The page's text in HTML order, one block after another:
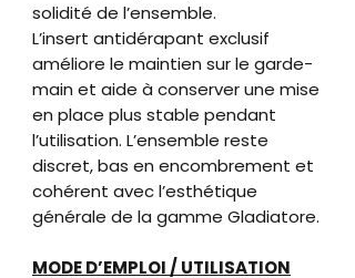
solidité de l’ensemble.
L’insert antidérapant exclusif
améliore le maintien sur le garde-
main et aide à conserver une mise
en place plus stable pendant
l’utilisation. L’ensemble reste
discret, bas en encombrement et
cohérent avec l’esthétique
générale de la gamme Gladiatore.
MODE D’EMPLOI / UTILISATION